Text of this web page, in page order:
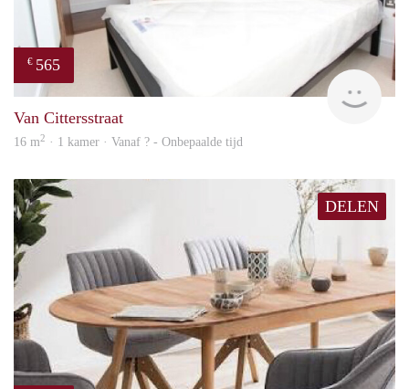
€ 565
Van Cittersstraat
16 m2 · 1 kamer · Vanaf ? - Onbepaalde tijd
DELEN